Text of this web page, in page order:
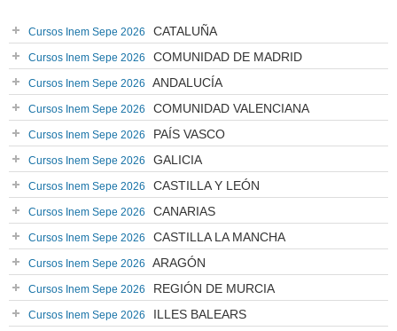
Cursos Inem Sepe 2026 CATALUÑA
Cursos Inem Sepe 2026 COMUNIDAD DE MADRID
Cursos Inem Sepe 2026 ANDALUCÍA
Cursos Inem Sepe 2026 COMUNIDAD VALENCIANA
Cursos Inem Sepe 2026 PAÍS VASCO
Cursos Inem Sepe 2026 GALICIA
Cursos Inem Sepe 2026 CASTILLA Y LEÓN
Cursos Inem Sepe 2026 CANARIAS
Cursos Inem Sepe 2026 CASTILLA LA MANCHA
Cursos Inem Sepe 2026 ARAGÓN
Cursos Inem Sepe 2026 REGIÓN DE MURCIA
Cursos Inem Sepe 2026 ILLES BALEARS